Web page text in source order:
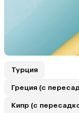
Турция
Греция (с
Кипр (с